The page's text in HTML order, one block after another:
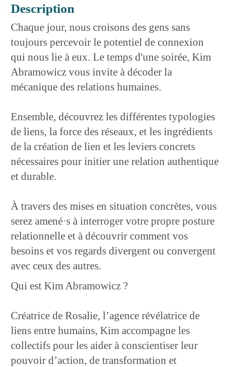
Description
Chaque jour, nous croisons des gens sans
toujours percevoir le potentiel de connexion
qui nous lie à eux. Le temps d'une soirée, Kim
Abramowicz vous invite à décoder la
mécanique des relations humaines.
Ensemble, découvrez les différentes typologies
de liens, la force des réseaux, et les ingrédients
de la création de lien et les leviers concrets
nécessaires pour initier une relation authentique
et durable.
À travers des mises en situation concrètes, vous
serez amené·s à interroger votre propre posture
relationnelle et à découvrir comment vos
besoins et vos regards divergent ou convergent
avec ceux des autres.
Qui est Kim Abramowicz ?
Créatrice de Rosalie, l’agence révélatrice de
liens entre humains, Kim accompagne les
collectifs pour les aider à conscientiser leur
pouvoir d’action, de transformation et